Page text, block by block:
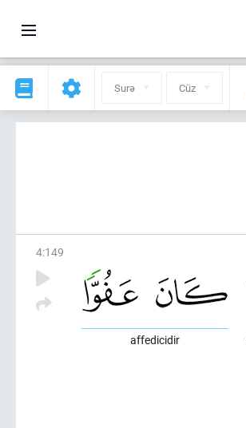
Surə Cüz
4:149
affedicidir